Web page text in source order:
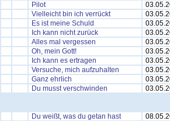
Pilot
Vielleicht bin ich verrückt
Es ist meine Schuld
Ich kann nicht zurück
Alles mal vergessen
Oh, mein Gott!
Ich kann es ertragen
Versuche, mich aufzuhalten
Ganz ehrlich
Du musst verschwinden
Du weißt, was du getan hast